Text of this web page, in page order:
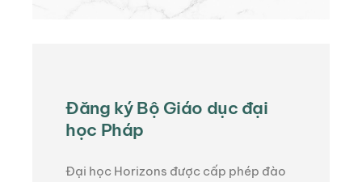
Đăng ký Bộ Giáo dục đại
học Pháp
Đại học Horizons được cấp phép đào